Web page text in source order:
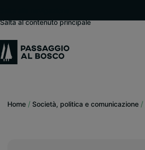
Salta al contenuto principale
Home / Società, politica e comunicazione /